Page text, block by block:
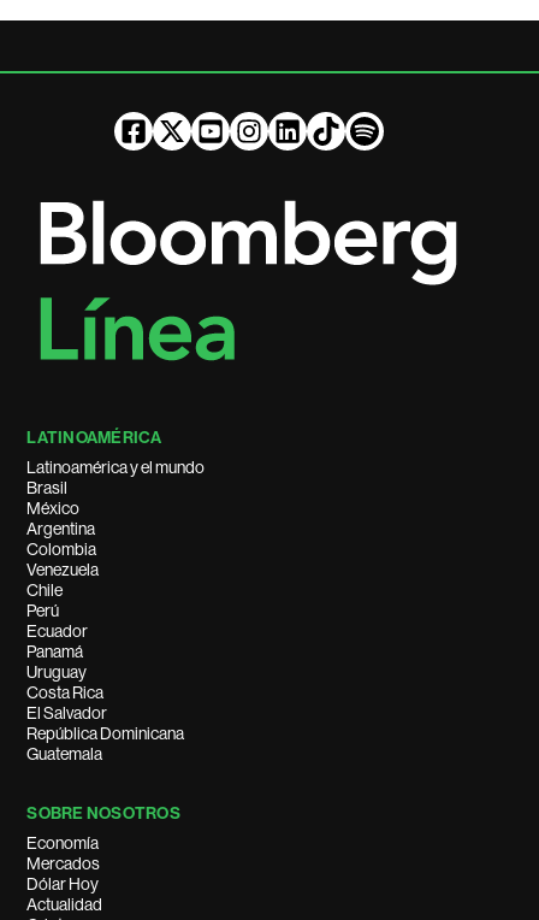
LATINOAMÉRICA
Latinoamérica y el mundo
Brasil
México
Argentina
Colombia
Venezuela
Chile
Perú
Ecuador
Panamá
Uruguay
Costa Rica
El Salvador
República Dominicana
Guatemala
SOBRE NOSOTROS
Economía
Mercados
Dólar Hoy
Actualidad